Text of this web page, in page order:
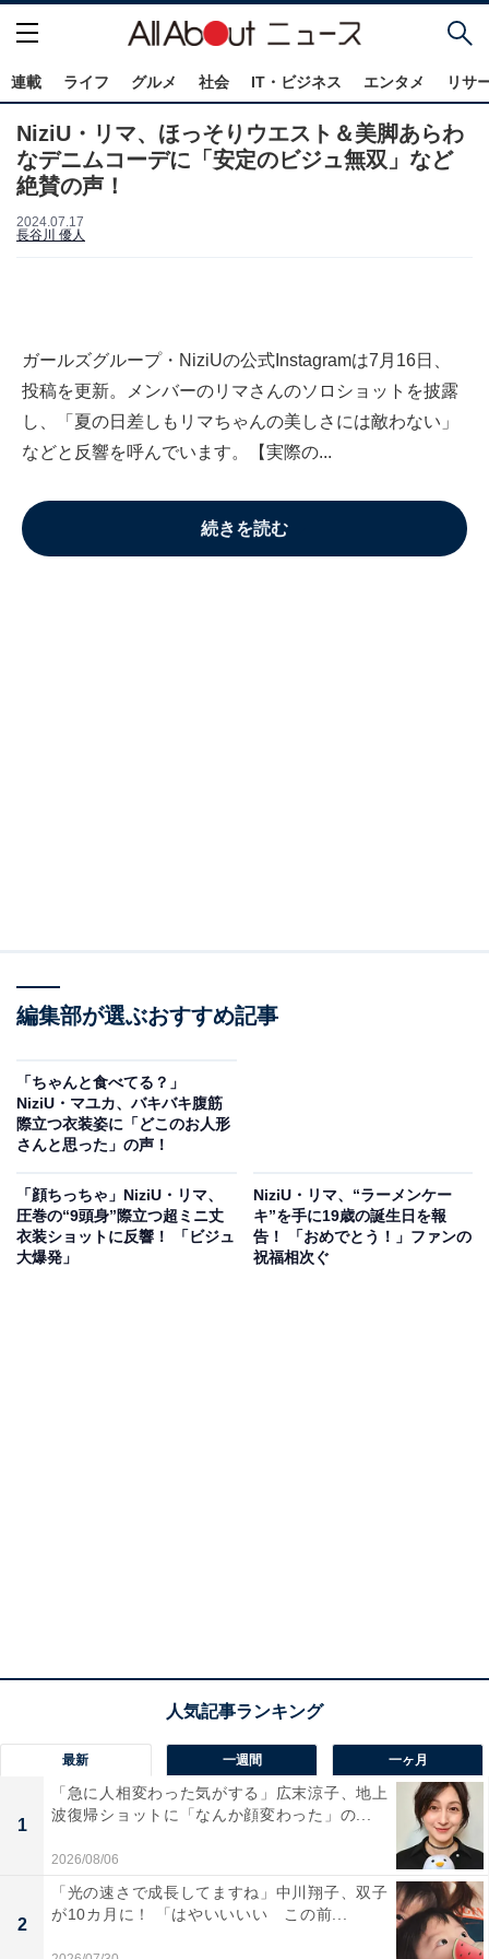
連載 ライフ グルメ 社会 IT・ビジネス エンタメ リサ
NiziU・リマ、ほっそりウエスト＆美脚あらわ
なデニムコーデに「安定のビジュ無双」など
絶賛の声！
2024.07.17
長谷川 優人
ガールズグループ・NiziUの公式Instagramは7月16日、
投稿を更新。メンバーのリマさんのソロショットを披露
し、「夏の日差しもリマちゃんの美しさには敵わない」
などと反響を呼んでいます。【実際の...
続きを読む
編集部が選ぶおすすめ記事
「ちゃんと食べてる？」
NiziU・マユカ、バキバキ腹筋
際立つ衣装姿に「どこのお人形
さんと思った」の声！
「顔ちっちゃ」NiziU・リマ、
圧巻の“9頭身”際立つ超ミニ丈
衣装ショットに反響！ 「ビジュ
大爆発」
NiziU・リマ、“ラーメンケー
キ”を手に19歳の誕生日を報
告！ 「おめでとう！」ファンの
祝福相次ぐ
最新 一週間 一ヶ月
1
「急に人相変わった気がする」広末涼子、地上
波復帰ショットに「なんか顔変わった」の...
2026/08/06
2
「光の速さで成長してますね」中川翔子、双子
が10カ月に！ 「はやいいいい この前...